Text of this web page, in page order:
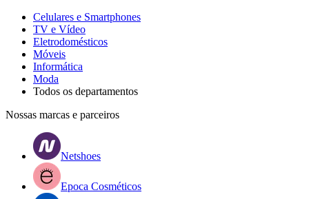
Celulares e Smartphones
TV e Vídeo
Eletrodomésticos
Móveis
Informática
Moda
Todos os departamentos
Nossas marcas e parceiros
Netshoes
Epoca Cosméticos